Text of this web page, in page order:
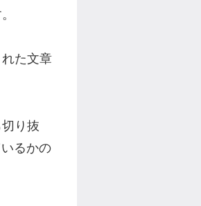
た文章
り抜
るかの